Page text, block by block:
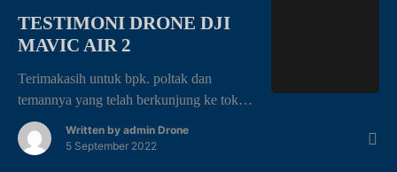
(Hardware Malfunction Contact DJI
Support for Repairs). Untuk melakukan
perbaikan pada drone phantom 4, […]
TESTIMONI DRONE DJI
MAVIC AIR 2
Terimakasih untuk bpk. poltak dan
temannya yang telah berkunjung ke toko
Arvindo Drone untuk berkelana mencari
tahu informasi tentang drone yang kami
Written by admin Drone
5 September 2022